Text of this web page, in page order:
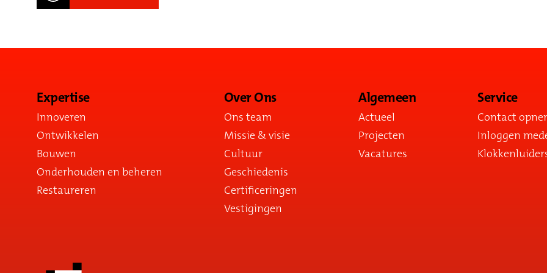
Expertise
Innoveren
Ontwikkelen
Bouwen
Onderhouden en beheren
Restaureren
Over Ons
Ons team
Missie & visie
Cultuur
Geschiedenis
Certificeringen
Vestigingen
Algemeen
Actueel
Projecten
Vacatures
Service
Contact
Inloggen